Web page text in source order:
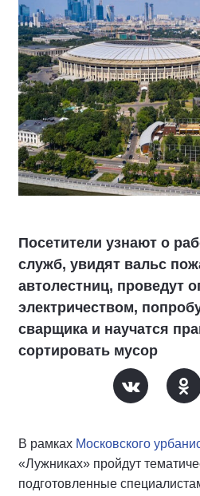
Посетители узнают о
служб, увидят вальс
автолестниц, проведут
электричеством,
сварщика и научатся
сортировать мусор
В рамках Московского
«Лужниках» пройдут
подготовленные